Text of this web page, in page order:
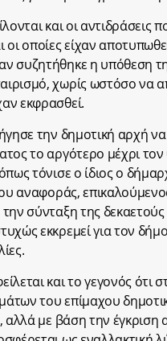
και οι
οι οποίες είχαν
συζητήθηκε η υπόθεση
χωρίς ωστόσο να
εκφρασθεί.
την δημοτική αρχή
το αργότερο μέχρι τον
τόνισε ο ίδιος ο
αναφοράς,
σύνταξη της δεκαετούς
εκκρεμεί για τον
και το γεγονός ότι
του επίμαχου
αλλά με βάση την έγκριση